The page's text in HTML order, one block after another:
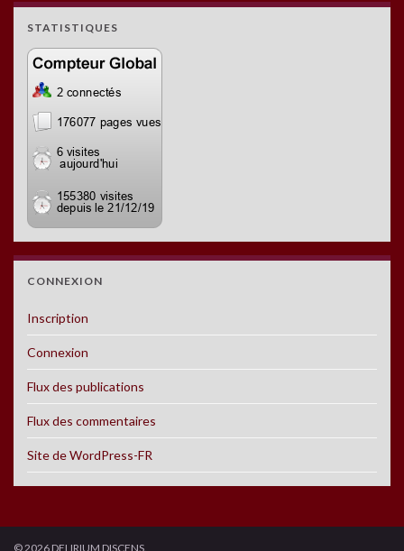
STATISTIQUES
CONNEXION
Inscription
Connexion
Flux des publications
Flux des commentaires
Site de WordPress-FR
© 2026 DELIRIUM DISCENS.